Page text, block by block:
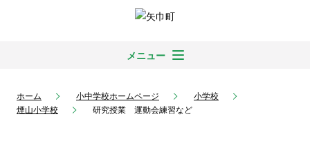
メニュー
ホーム 小中学校ホームページ
小学校
煙山小学校
研究授業 運動会練習など